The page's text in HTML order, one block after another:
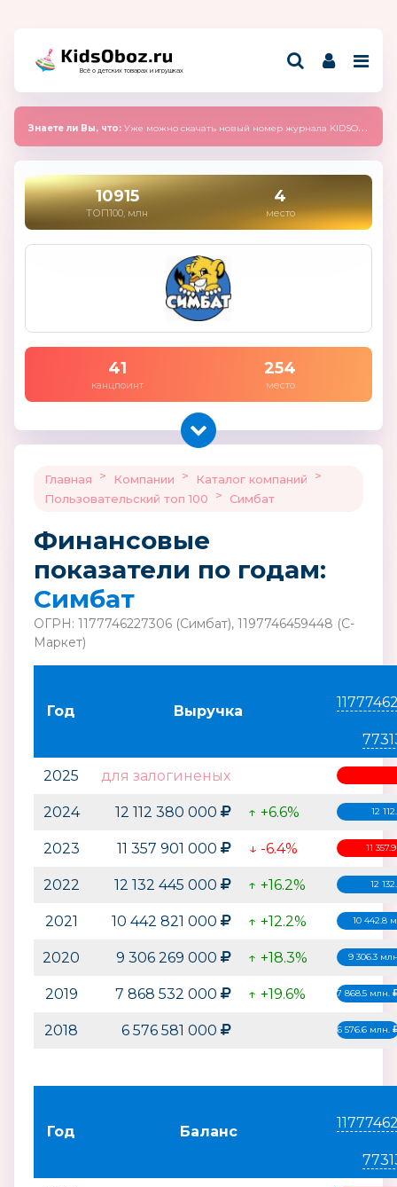
Всё о детских товарах и игрушках
Знаете ли Вы, что: Уже можно скачать новый номер журнала KIDSOBOZ 2025 (сентябрь)
10915
ТОП100, млн
4
место
41
канцпоинт
254
место
Главная > Компании > Каталог компаний
>
Пользовательский топ 100
> Симбат
Финансовые
показатели по годам:
Симбат
ОГРН: 1177746227306 (Симбат), 1197746459448 (С-
Маркет)
Год Выручка
2025 для залогиненых
2024 12 112 380 000 ↑ +6.6% 12
2023 11 357 901 000 ↓ -6.4% 11
2022 12 132 445 000 ↑ +16.2% 12
2021 10 442 821 000 ↑ +12.2% 10 442.8
2020 9 306 269 000 ↑ +18.3% 9 306.3
2019 7 868 532 000 ↑ +19.6% 7 868.5 млн.
2018 6 576 581 000 6 576.6 млн.
Год Баланс